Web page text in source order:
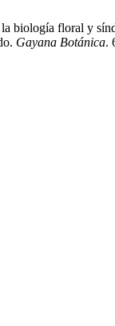
biología floral y
Gayana Botánica.